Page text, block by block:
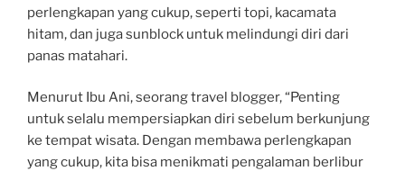
perlengkapan yang cukup, seperti topi, kacamata
hitam, dan juga sunblock untuk melindungi diri dari
panas matahari.
Menurut Ibu Ani, seorang travel blogger, “Penting
untuk selalu mempersiapkan diri sebelum berkunjung
ke tempat wisata. Dengan membawa perlengkapan
yang cukup, kita bisa menikmati pengalaman berlibur